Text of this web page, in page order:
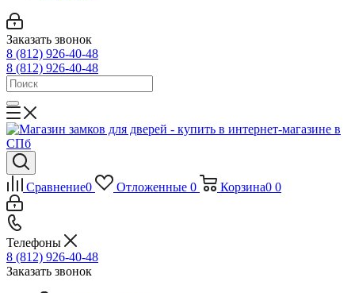
Заказать звонок
8 (812) 926-40-48
8 (812) 926-40-48
Сравнение0 Отложенные 0 Корзина0 0
Телефоны
8 (812) 926-40-48
Заказать звонок